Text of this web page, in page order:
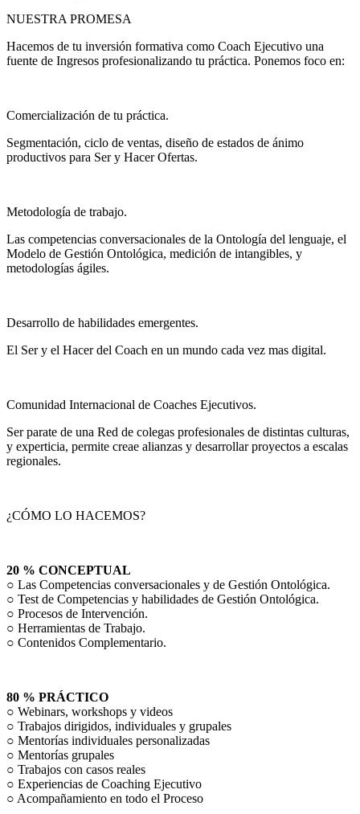
NUESTRA PROMESA
Hacemos de tu inversión formativa como Coach Ejecutivo una
fuente de Ingresos profesionalizando tu práctica. Ponemos foco en:
Comercialización de tu práctica.
Segmentación, ciclo de ventas, diseño de estados de ánimo
productivos para Ser y Hacer Ofertas.
Metodología de trabajo.
Las competencias conversacionales de la Ontología del lenguaje, el
Modelo de Gestión Ontológica, medición de intangibles, y
metodologías ágiles.
Desarrollo de habilidades emergentes.
El Ser y el Hacer del Coach en un mundo cada vez mas digital.
Comunidad Internacional de Coaches Ejecutivos.
Ser parate de una Red de colegas profesionales de distintas culturas,
y experticia, permite creae alianzas y desarrollar proyectos a escalas
regionales.
¿CÓMO LO HACEMOS?
20 % CONCEPTUAL
○ Las Competencias conversacionales y de Gestión Ontológica.
○ Test de Competencias y habilidades de Gestión Ontológica.
○ Procesos de Intervención.
○ Herramientas de Trabajo.
○ Contenidos Complementario.
80 % PRÁCTICO
○ Webinars, workshops y videos
○ Trabajos dirigidos, individuales y grupales
○ Mentorías individuales personalizadas
○ Mentorías grupales
○ Trabajos con casos reales
○ Experiencias de Coaching Ejecutivo
○ Acompañamiento en todo el Proceso